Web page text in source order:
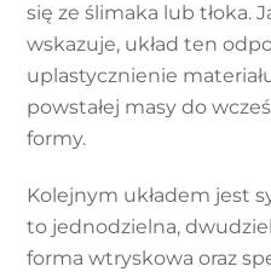
się ze ślimaka lub tłoka.
wskazuje, układ ten
uplastycznienie
powstałej masy do
formy.
Kolejnym układem jest
to jednodzielna,
forma wtryskowa oraz